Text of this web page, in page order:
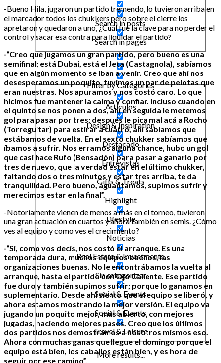
Search in posts
Search in pages
Filter by Categories
Artículos
Design & Inspiration
Destacado
Entrevistas
Gifts & Treats
Highlight
Lifestyle
Noticias
Real Estate & Investments
Sin categorizar
Social & Events
Social & Events
Travel & Leisure
More results...
-Bueno Hila, jugaron un partido tremendo, lo tuvieron arriba en
el marcador todos los chukkers pero sobre el cierre los
apretaron y quedaron a uno, ¿Cuál fue la clave para no perder el
control y sacar esa contra para liquidar el partido?
-“Creo que jugamos un gran partido, pero bueno es una
semifinal; está Dubai, está el Jeta (Castagnola), sabíamos
que en algún momento se iban a venir. Creo que ahí nos
desesperamos un poquito, tuvimos un par de pelotas que
eran nuestras. Nos apuramos y nos costó caro. Lo que
hicimos fue mantener la calma y confiar. Incluso cuando en
el quinto se nos ponen a dos, ahí en seguida le metemos
gol para pasar por tres; después le pica mal acá a Rocho
(Torreguitar) para estirar a cuatro, ahí sabíamos que
estábamos de vuelta. En el sexto chukker sabíamos que
íbamos a sufrir. Nos erramos alguna chance, hubo un gol
que casi hace Rufo (Bensadón) para pasar a ganarlo por
tres de nuevo, que la verdad estar en el último chukker,
faltando dos o tres minutos y estar tres arriba, te da
tranquilidad. Pero bueno, aguantamos, supimos sufrir y
merecimos estar en la final”.
-Notoriamente vienen de menos a más en el torneo, tuvieron
una gran actuación en cuartos y ahora también en semis. ¿Cómo
ves al equipo y como ves el crecimiento?
-“Si, como vos decís, nos costó el arranque. Es una
temporada dura, muchos equipos buenos, las
organizaciones buenas. No le encontrábamos la vuelta al
arranque, hasta el partido con Ojo Caliente. Ese partido
fue duro y también supimos sufrir; porque lo ganamos en
suplementario. Desde ahí siento que el equipo se liberó, y
ahora estamos mostrando la mejor versión. El equipo va
jugando un poquito mejor, más abierto, con mejores
jugadas, haciendo mejores pases. Creo que los últimos
dos partidos nos demostramos a nosotros mismos eso.
Ahora con muchas ganas que llegue el domingo porque el
equipo está bien, los caballos están bien, y es hora de
seguir por ese camino”.